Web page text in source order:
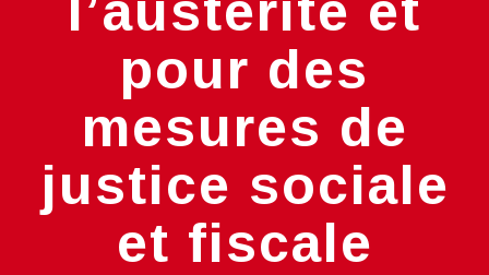
pour des
mesures de
justice sociale
et fiscale